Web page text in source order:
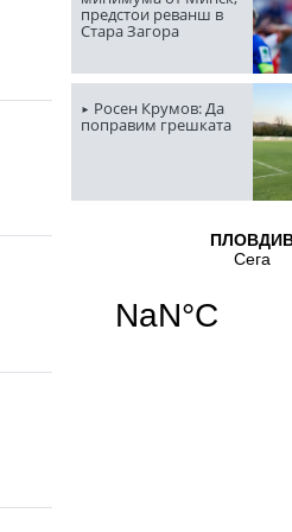
предстои реванш в
Стара Загора
Росен Крумов: Да
поправим грешката